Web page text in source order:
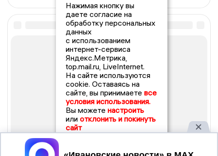
Нажимая кнопку вы
даете согласие на
обработку персональных
данных
с использованием
интернет-сервиса
Яндекс.Метрика,
top.mail.ru, LiveInternet.
На сайте используются
cookie. Оставаясь на
сайте, вы принимаете все
условия использования.
Вы можете настроить
или отклонить и покинуть
сайт
Принять